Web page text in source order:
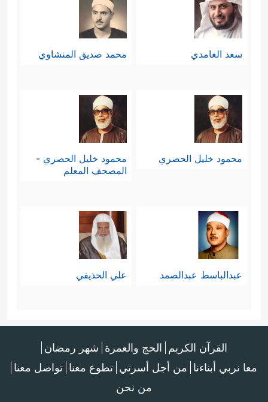
سعد الغامدي محمد صديق المنشاوي
محمود خليل الحصري
محمود خليل الحصري -
المصحف المعلم
عبدالباسط عبدالصمد علي الحذيفي
القرآن الكريم الحج والعمرة شهر رمضان
معا نربي أبناءنا من أجل أسرتي تطوع معنا تواصل معنا
من نحن